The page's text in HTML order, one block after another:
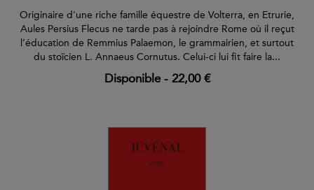
Originaire d'une riche famille équestre de Volterra, en Etrurie,
Aules Persius Flecus ne tarde pas à rejoindre Rome où il reçut
l’éducation de Remmius Palaemon, le grammairien, et surtout
du stoïcien L. Annaeus Cornutus. Celui-ci lui fit faire la...
Disponible- 22,00 €